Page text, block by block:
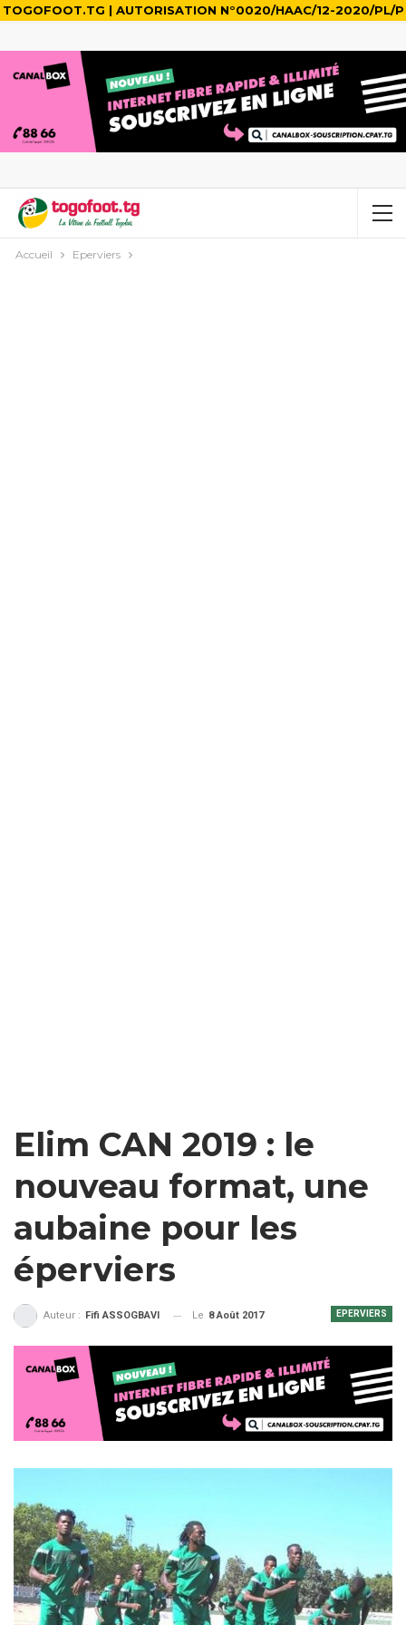
TOGOFOOT.TG | AUTORISATION N°0020/HAAC/12-2020/PL/P
Accueil Eperviers
Elim CAN 2019 : le
nouveau format, une
aubaine pour les
éperviers
EPERVIERS
Auteur : Fifi ASSOGBAVI Le 8 Août 2017